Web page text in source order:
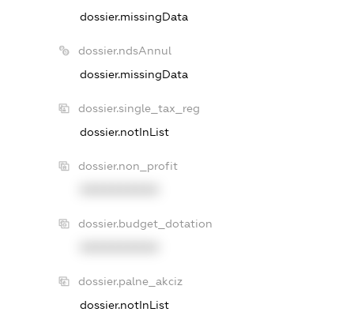
dossier.missingData
dossier.ndsAnnul
dossier.missingData
dossier.single_tax_reg
dossier.notInList
dossier.non_profit
dossier.budget_dotation
dossier.palne_akciz
dossier.notInList